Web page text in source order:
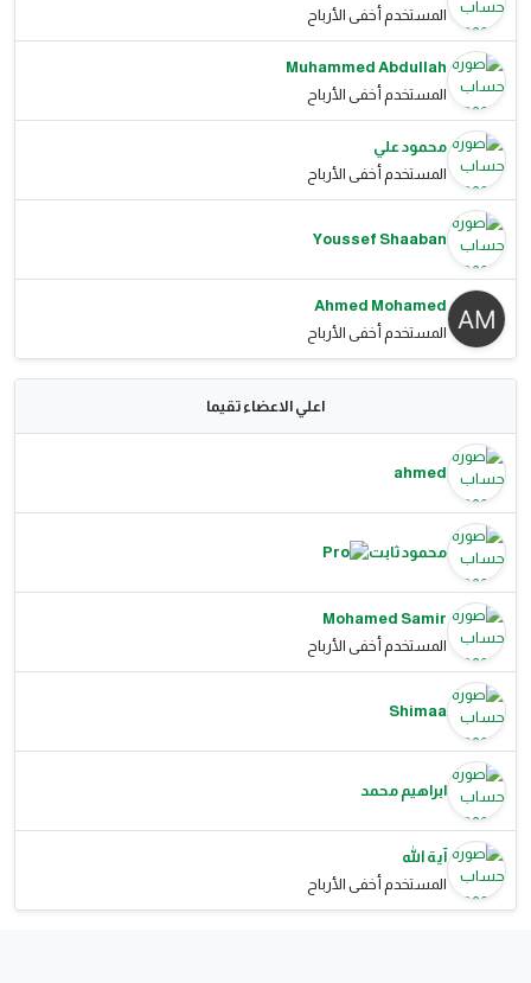
المستخدم أخفى الأرباح
Muhammed Abdullah
المستخدم أخفى الأرباح
محمود علي
المستخدم أخفى الأرباح
Youssef Shaaban
Ahmed Mohamed
المستخدم أخفى الأرباح
اعلي الاعضاء تقيما
ahmed
محمود ثابت
Mohamed Samir
المستخدم أخفى الأرباح
Shimaa
ابراهيم محمد
آية الله
المستخدم أخفى الأرباح